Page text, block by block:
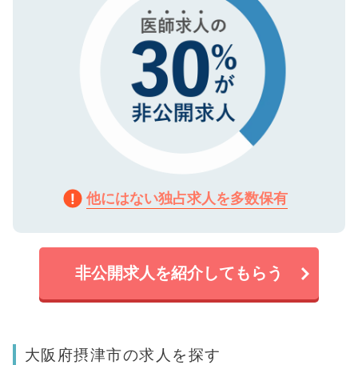
他にはない独占求人を多数保有
非公開求人を紹介してもらう
大阪府摂津市の求人を探す